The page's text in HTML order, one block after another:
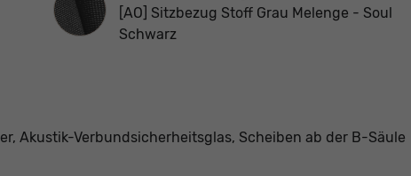
[AO] Sitzbezug Stoff Grau Melenge - Soul
Schwarz
Akustik-Verbundsicherheitsglas, Scheiben ab der B-Säule